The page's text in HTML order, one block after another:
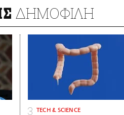
ΔΗΜΟΦΙΛΗ
ΤECH & SCIENCE